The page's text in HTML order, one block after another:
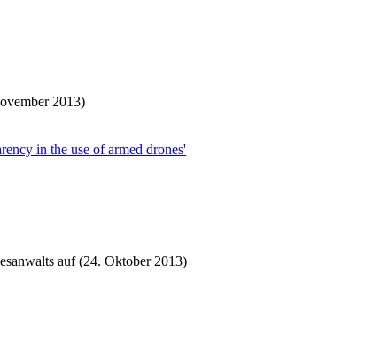
2013)
in the use of armed drones'
auf (24. Oktober 2013)